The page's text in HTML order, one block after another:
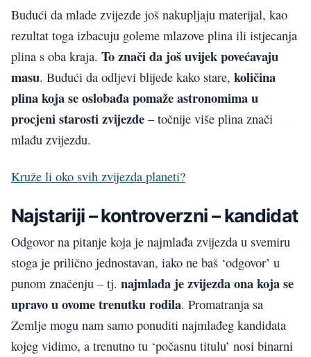
Budući da mlade zvijezde još nakupljaju materijal, kao
rezultat toga izbacuju goleme mlazove plina ili istjecanja
plina s oba kraja. To znači da još uvijek povećavaju
masu. Budući da odljevi blijede kako stare, količina
plina koja se oslobađa pomaže astronomima u
procjeni starosti zvijezde – točnije više plina znači
mlađu zvijezdu.
Kruže li oko svih zvijezda planeti?
Najstariji – kontroverzni – kandidat
Odgovor na pitanje koja je najmlađa zvijezda u svemiru
stoga je prilično jednostavan, iako ne baš ‘odgovor’ u
punom značenju – tj. najmlađa je zvijezda ona koja se
upravo u ovome trenutku rodila. Promatranja sa
Zemlje mogu nam samo ponuditi najmlađeg kandidata
kojeg vidimo, a trenutno tu ‘počasnu titulu’ nosi binarni